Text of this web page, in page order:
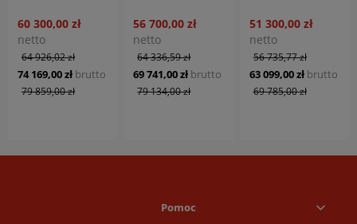
60 300,00 zł
netto
64 926,02 zł
74 169,00 zł brutto
79 859,00 zł
BERNARDO
56 700,00 zł
netto
64 336,59 zł
69 741,00 zł brutto
79 134,00 zł
BERNARDO
51 300,00 zł
netto
56 735,77 zł
63 099,00 zł brutto
69 785,00 zł
Pomoc